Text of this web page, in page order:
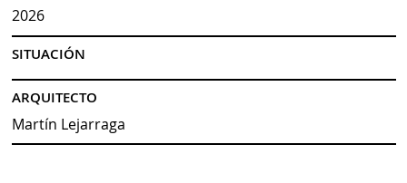
2026
SITUACIÓN
ARQUITECTO
Martín Lejarraga